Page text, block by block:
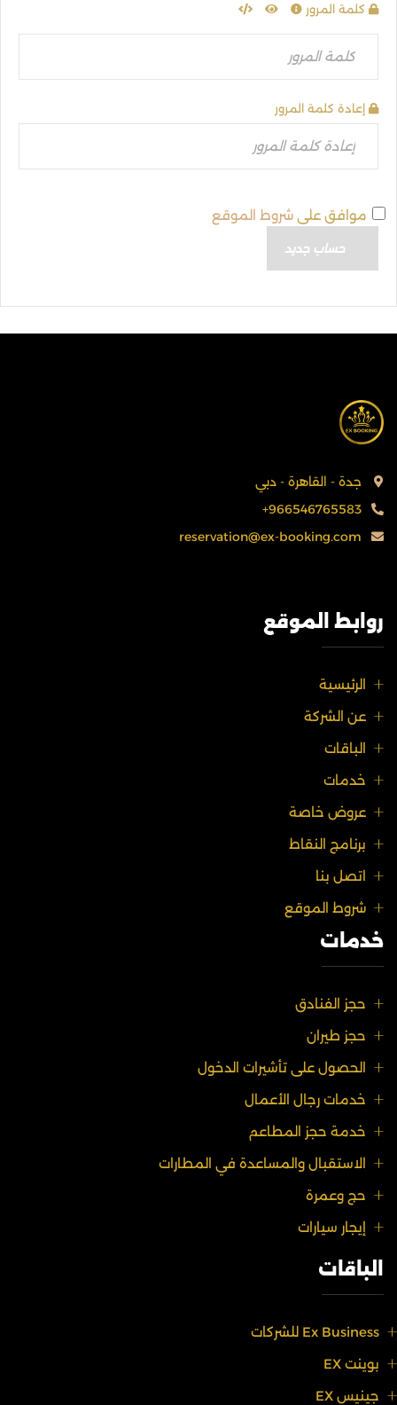
كلمة المرور
إعادة كلمة المرور
موافق على شروط الموقع
جدة - القاهرة - دبي
+966546765583
reservation@ex-booking.com
روابط الموقع
الرئيسية
عن الشركة
الباقات
خدمات
عروض خاصة
برنامج النقاط
اتصل بنا
شروط الموقع
خدمات
حجز الفنادق
حجز طيران
الحصول على تأشيرات الدخول
خدمات رجال الأعمال
خدمة حجز المطاعم
الاستقبال والمساعدة في المطارات
حج وعمرة
إيجار سيارات
الباقات
Ex Business للشركات
بوينت EX
جينيس EX